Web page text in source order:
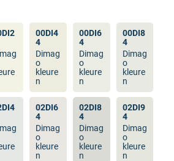
00DI4
4
Dimag
o
kleure
n
00DI6
4
Dimag
o
kleure
n
00DI8
4
Dimag
o
kleure
n
02DI6
4
Dimag
o
kleure
n
02DI8
4
Dimag
o
kleure
n
02DI9
4
Dimag
o
kleure
n